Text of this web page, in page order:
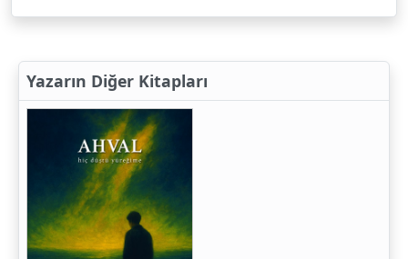
Yazarın Diğer Kitapları